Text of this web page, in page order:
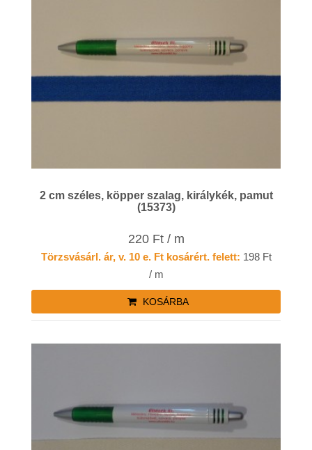
2 cm széles, köpper szalag, királykék, pamut
(15373)
220 Ft / m
Törzsvásárl. ár, v. 10 e. Ft kosárért. felett: 198 Ft
/ m
KOSÁRBA